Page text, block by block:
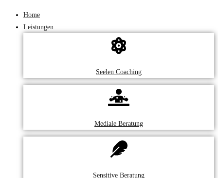
Home
Leistungen
Seelen Coaching
Mediale Beratung
Sensitive Beratung